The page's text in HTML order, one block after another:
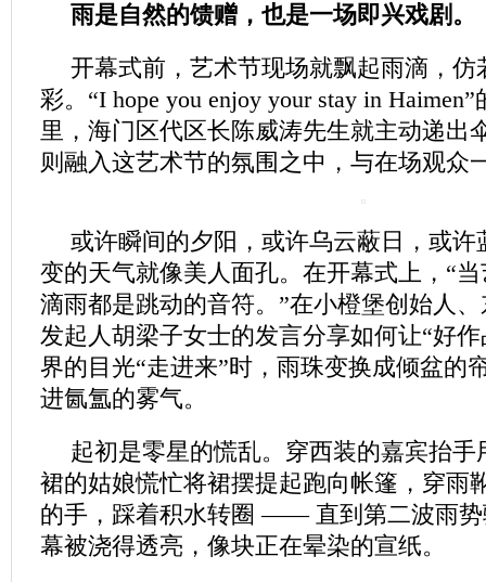
雨是自然的馈赠，也是一场即兴戏剧。
开幕式前，艺术节现场就飘起雨滴，仿
彩。“I hope you enjoy your stay in
里，海门区代区长陈威涛先生就主动递出
则融入这艺术节的氛围之中，与在场观众
或许瞬间的夕阳，或许乌云蔽日，或许
变的天气就像美人面孔。在开幕式上，“
滴雨都是跳动的音符。”在小橙堡创始人
发起人胡梁子女士的发言分享如何让“好
界的目光“走进来”时，雨珠变换成倾盆的
进氤氲的雾气。
起初是零星的慌乱。穿西装的嘉宾抬手
裙的姑娘慌忙将裙摆提起跑向帐篷，穿雨
的手，踩着积水转圈 —— 直到第二波雨势
幕被浇得透亮，像块正在晕染的宣纸。